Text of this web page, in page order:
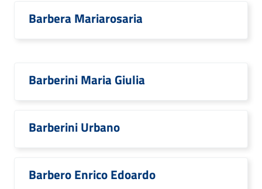
Barbera Mariarosaria
Barberini Maria Giulia
Barberini Urbano
Barbero Enrico Edoardo